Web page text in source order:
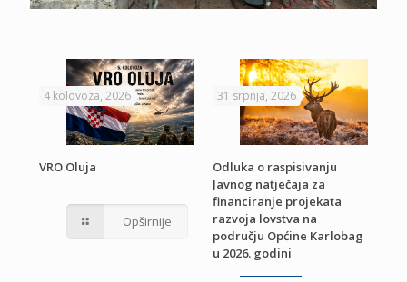
4 kolovoza, 2026
VRO Oluja
Opširnije
31 srpnja, 2026
Odluka o raspisivanju
Javnog natječaja za
financiranje projekata
razvoja lovstva na
području Općine Karlobag
u 2026. godini